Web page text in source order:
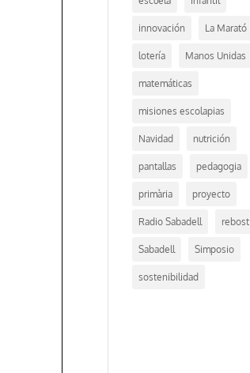
innovación La Marató
lotería Manos Unidas
matemáticas
misiones escolapias
Navidad nutrición
pantallas pedagogia
primària proyecto
Radio Sabadell rebost
Sabadell Simposio
sostenibilidad